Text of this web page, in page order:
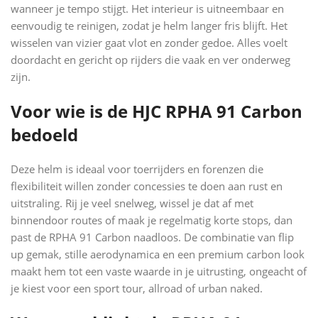
wanneer je tempo stijgt. Het interieur is uitneembaar en
eenvoudig te reinigen, zodat je helm langer fris blijft. Het
wisselen van vizier gaat vlot en zonder gedoe. Alles voelt
doordacht en gericht op rijders die vaak en ver onderweg
zijn.
Voor wie is de HJC RPHA 91 Carbon
bedoeld
Deze helm is ideaal voor toerrijders en forenzen die
flexibiliteit willen zonder concessies te doen aan rust en
uitstraling. Rij je veel snelweg, wissel je dat af met
binnendoor routes of maak je regelmatig korte stops, dan
past de RPHA 91 Carbon naadloos. De combinatie van flip
up gemak, stille aerodynamica en een premium carbon look
maakt hem tot een vaste waarde in je uitrusting, ongeacht of
je kiest voor een sport tour, allroad of urban naked.